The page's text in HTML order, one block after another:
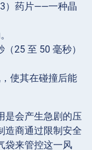
）药片——一种晶
25 至 50 毫秒）
使其在碰撞后能
是会产生急剧的压
造商通过限制安全
袋来管控这一风